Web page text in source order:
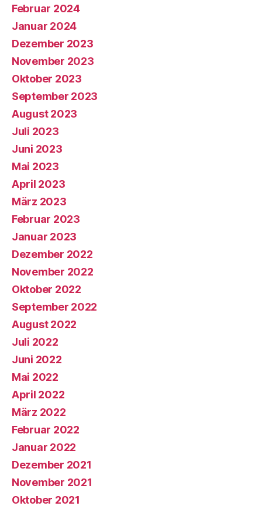
Februar 2024
Januar 2024
Dezember 2023
November 2023
Oktober 2023
September 2023
August 2023
Juli 2023
Juni 2023
Mai 2023
April 2023
März 2023
Februar 2023
Januar 2023
Dezember 2022
November 2022
Oktober 2022
September 2022
August 2022
Juli 2022
Juni 2022
Mai 2022
April 2022
März 2022
Februar 2022
Januar 2022
Dezember 2021
November 2021
Oktober 2021